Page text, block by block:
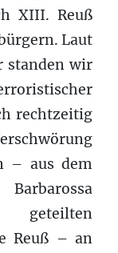
XIII. Reuß
Laut
standen wir
rechtzeitig
– aus dem
geteilten
Reuß – an